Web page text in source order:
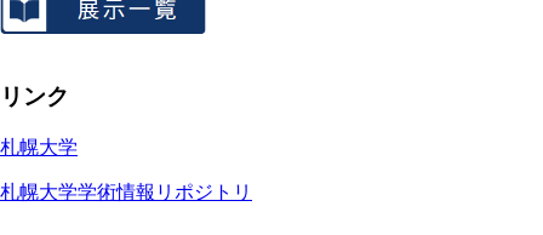
リンク
札幌大学
札幌大学学術情報リポジトリ